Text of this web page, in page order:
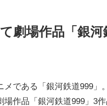
劇場作品「銀河
である「銀河鉄道999」。
作品「銀河鉄道999」3